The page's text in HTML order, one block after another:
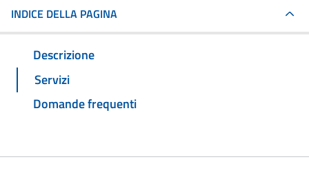
INDICE DELLA PAGINA
Descrizione
Servizi
Domande frequenti